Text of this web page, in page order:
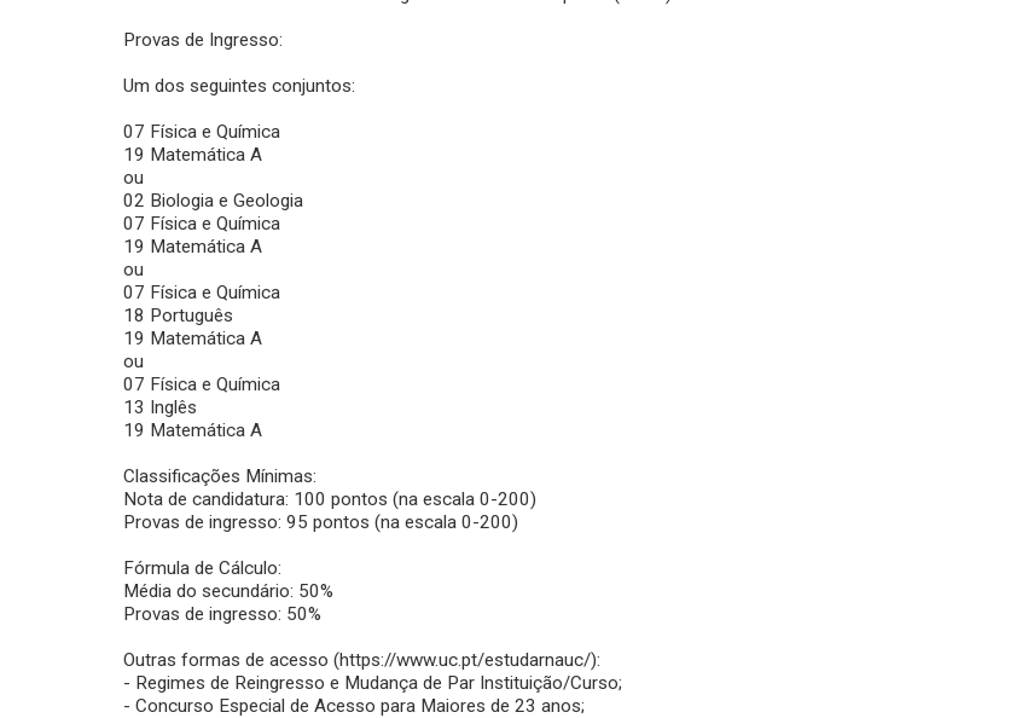
Provas de Ingresso:
Um dos seguintes conjuntos:
07 Física e Química
19 Matemática A
ou
02 Biologia e Geologia
07 Física e Química
19 Matemática A
ou
07 Física e Química
18 Português
19 Matemática A
ou
07 Física e Química
13 Inglês
19 Matemática A
Classificações Mínimas:
Nota de candidatura: 100 pontos (na escala 0-200)
Provas de ingresso: 95 pontos (na escala 0-200)
Fórmula de Cálculo:
Média do secundário: 50%
Provas de ingresso: 50%
Outras formas de acesso (https://www.uc.pt/estudarnauc/):
- Regimes de Reingresso e Mudança de Par Instituição/Curso;
- Concurso Especial de Acesso para Maiores de 23 anos;